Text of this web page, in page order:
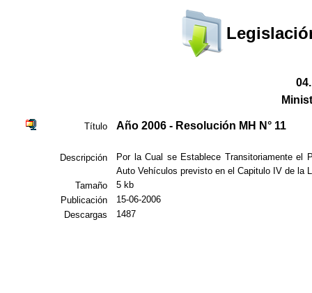
Título Año 2006 - Resolución MH N° 11
Descripción
Por la Cual se Establece Transitoriamente el
Auto Vehículos previsto en el Capitulo IV de la
Tamaño
5 kb
Publicación
15-06-2006
Descargas
1487